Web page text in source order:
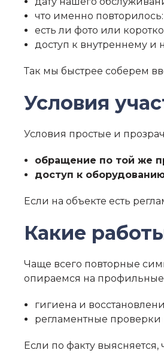
что именно
есть ли фото или
доступ к внутреннему и
Так мы быстрее соберем
Условия
Условия простые и
обращение по той же
доступ к
Если на объекте есть
Какие
Чаще всего повторные
опираемся на
гигиена и
регламентные проверки
Если по факту